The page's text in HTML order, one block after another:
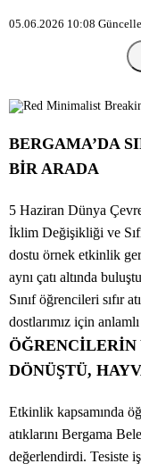
05.06.2026 10:08
BERGAMA’DA
BİR ARADA
5 Haziran Dünya
İklim Değişikliği ve
dostu örnek etkinlik
aynı çatı altında
Sınıf öğrencileri sıfır
dostlarımız için
DÖNÜŞTÜ,
Etkinlik kapsamında
atıklarını Bergama
değerlendirdi. Tesiste